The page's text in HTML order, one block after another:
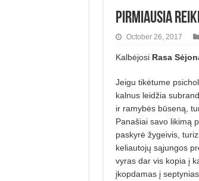
Pirmiausia
October 26, 2017
Kalbėjosi Rasa
Jeigu tikėtume
kalnus leidžia
ir ramybės būseną,
Panašiai savo likimą
paskyrė žygeivis,
keliautojų sąjungos
vyras dar vis kopia į
įkopdamas į